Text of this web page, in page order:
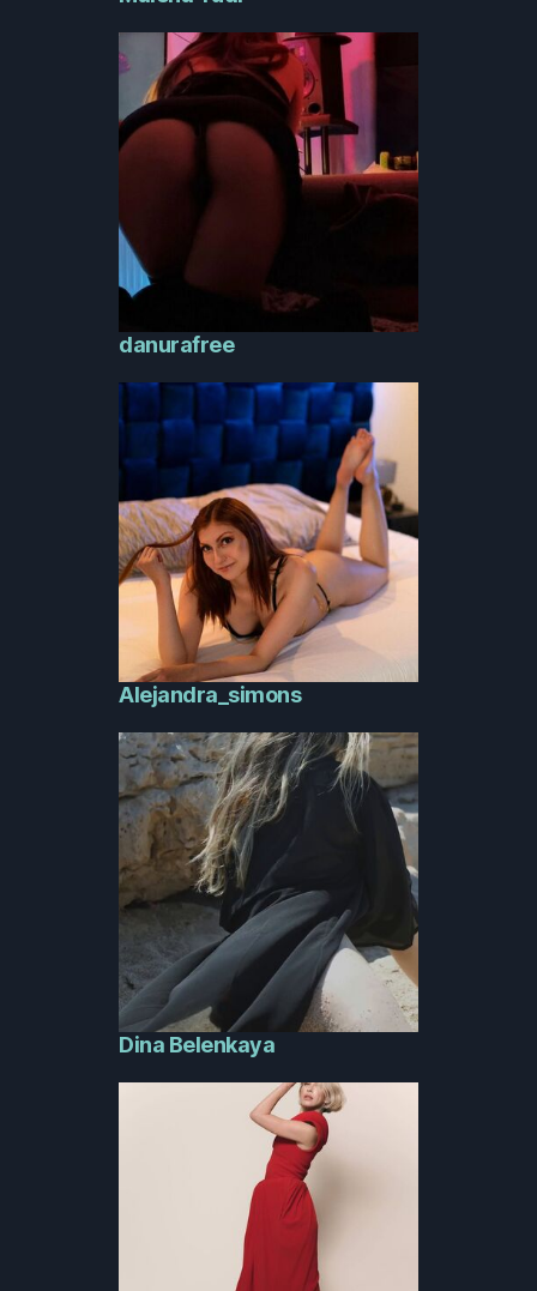
danurafree
Alejandra_simons
Dina Belenkaya